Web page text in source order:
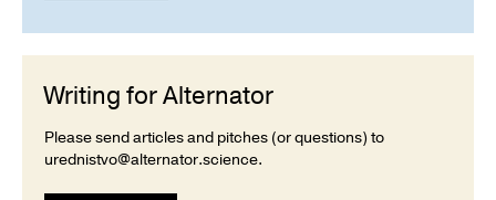
Writing for Alternator
Please send articles and pitches (or questions) to
urednistvo@alternator.science.